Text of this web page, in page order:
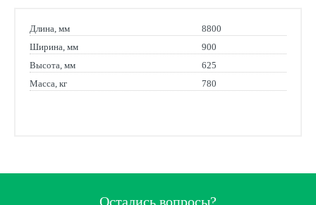
Длина, мм
8800
Ширина, мм
900
Высота, мм
625
Масса, кг
780
Остались вопросы?